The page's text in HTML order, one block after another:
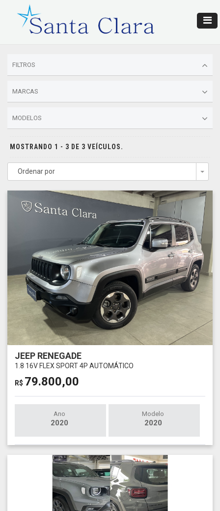
FILTROS
MARCAS
MODELOS
MOSTRANDO 1 - 3 DE 3 VEÍCULOS.
Ordenar por
JEEP RENEGADE
1.8 16V FLEX SPORT 4P AUTOMÁTICO
R$ 79.800,00
Ano
2020
Modelo
2020